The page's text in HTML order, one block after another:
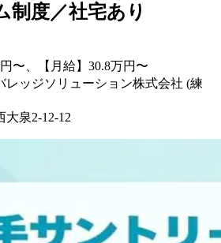
制度／社宅あり
円〜、【月給】30.8万円〜
レッジソリューション株式会社 (練
大泉2-12-12